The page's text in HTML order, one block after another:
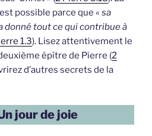
possible parce que « sa
donné tout ce qui contribue à
1.3). Lisez attentivement le
épître de Pierre (2
d’autres secrets de la
jour de joie